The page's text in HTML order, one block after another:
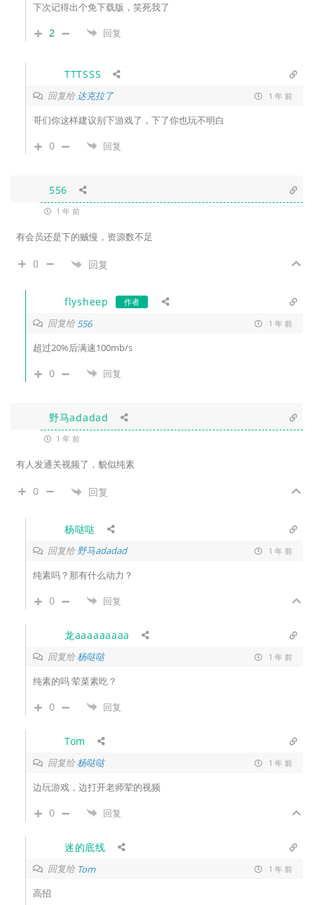
下次记得出个免下载版，笑死我了
2 回复
TTTSSS
回复给达克拉了 1 年 前
哥们你这样建议别下游戏了，下了你也玩不明白
0 回复
556
1 年 前
有会员还是下的贼慢，资源数不足
0 回复
flysheep 作者
回复给556 1 年 前
超过20%后满速100mb/s
0 回复
野马adadad
1 年 前
有人发通关视频了，貌似纯素
0 回复
杨哒哒
回复给野马adadad 1 年 前
纯素吗？那有什么动力？
0 回复
龙aaaaaaaaa
回复给杨哒哒 1 年 前
纯素的吗 荤菜素吃？
0 回复
Tom
回复给杨哒哒 1 年 前
边玩游戏，边打开老师荤的视频
0 回复
迷的底线
回复给 Tom 1 年 前
高招